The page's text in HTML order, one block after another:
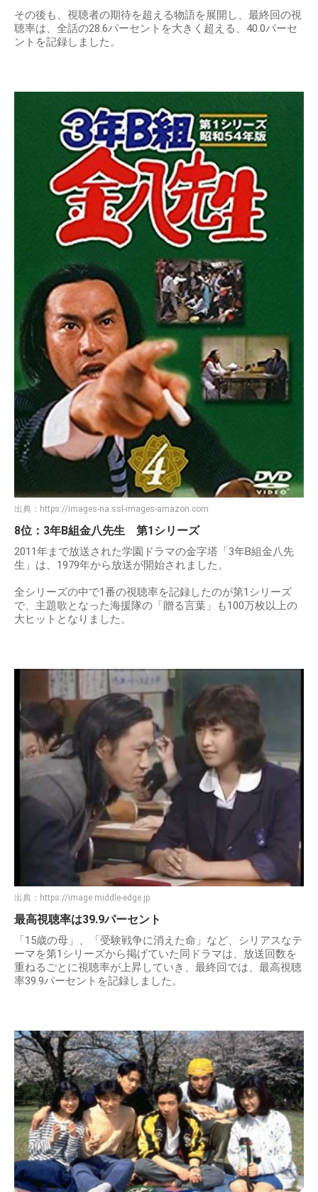
その後も、視聴者の期待を超える物語を展開し、最終回の視
聴率は、全話の28.6パーセントを大きく超える、40.0パーセ
ントを記録しました。
出典： https://images-na.ssl-images-amazon.com
8位：3年B組金八先生 第1シリーズ
2011年まで放送された学園ドラマの金字塔「3年B組金八先
生」は、1979年から放送が開始されました。
全シリーズの中で1番の視聴率を記録したのが第1シリーズ
で、主題歌となった海援隊の「贈る言葉」も100万枚以上の
大ヒットとなりました。
出典： https://image.middle-edge.jp
最高視聴率は39.9パーセント
「15歳の母」、「受験戦争に消えた命」など、シリアスなテ
ーマを第1シリーズから掲げていた同ドラマは、放送回数を
重ねるごとに視聴率が上昇していき、最終回では、最高視聴
率39.9パーセントを記録しました。